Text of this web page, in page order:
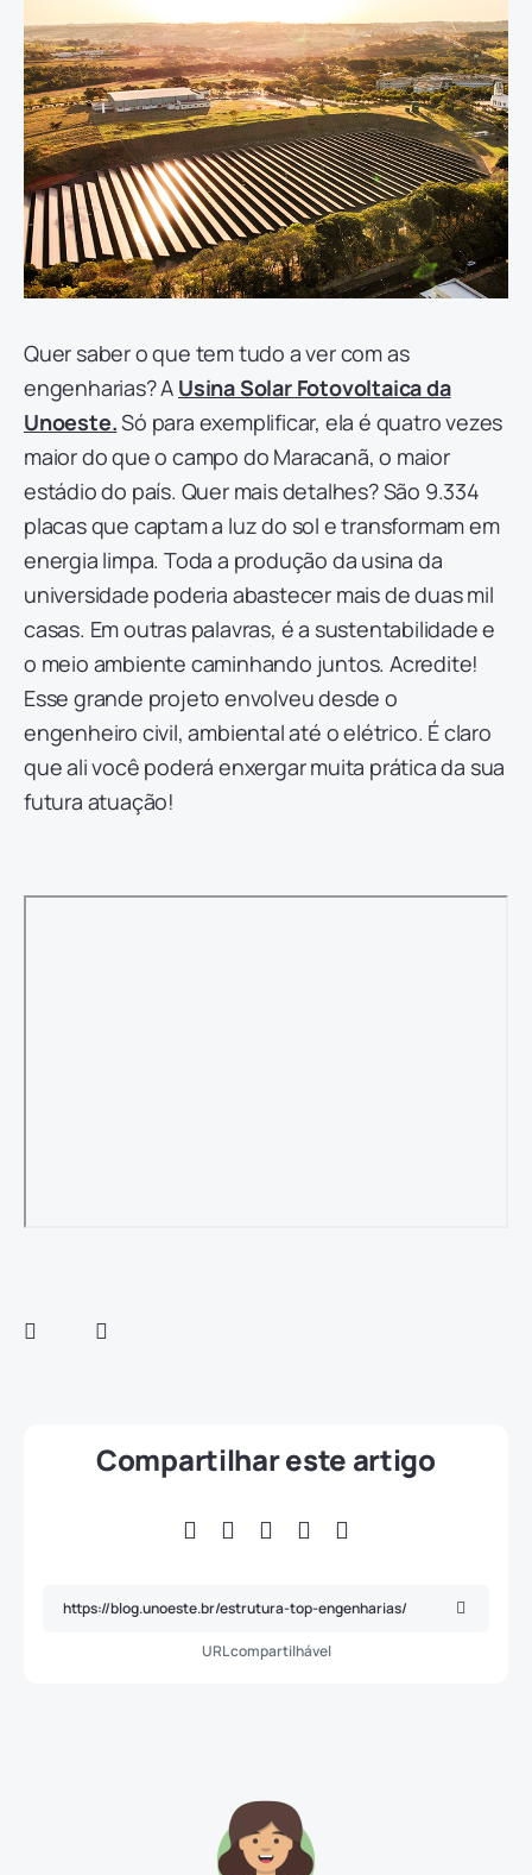
Quer saber o que tem tudo a ver com as
engenharias? A Usina Solar Fotovoltaica da
Unoeste.Só para exemplificar, ela é quatro vezes
maior do que o campo do Maracanã, o maior
estádio do país. Quer mais detalhes? São 9.334
placas que captam a luz do sol e transformam em
energia limpa. Toda a produção da usina da
universidade poderia abastecer mais de duas mil
casas. Em outras palavras, é a sustentabilidade e
o meio ambiente caminhando juntos. Acredite!
Esse grande projeto envolveu desde o
engenheiro civil, ambiental até o elétrico. É claro
que ali você poderá enxergar muita prática da sua
futura atuação!
Compartilhar este artigo
URL compartilhável